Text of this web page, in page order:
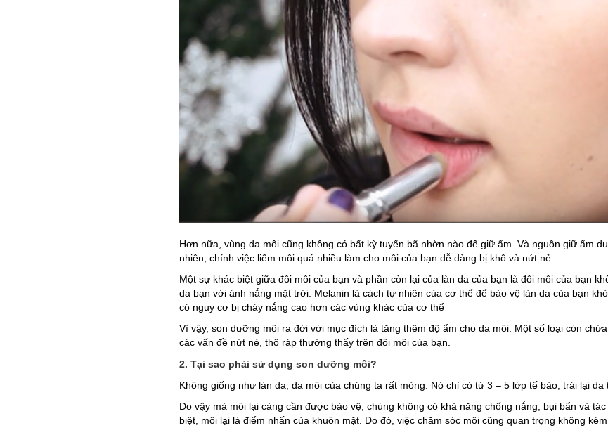
Hơn nữa, vùng da môi cũng không có bất kỳ tuyến bã nhờn nào để giữ ẩm. Và nguồn giữ ẩm
nhiên, chính việc liếm môi quá nhiều làm cho môi của bạn dễ dàng bị khô và nứt nẻ.
Một sự khác biệt giữa đôi môi của bạn và phần còn lại của làn da của bạn là đôi môi của bạn
da bạn với ánh nắng mặt trời. Melanin là cách tự nhiên của cơ thể để bảo vệ làn da của bạn
có nguy cơ bị cháy nắng cao hơn các vùng khác của cơ thể
Vì vậy, son dưỡng môi ra đời với mục đích là tăng thêm độ ẩm cho da môi. Một số loại còn
các vấn đề nứt nẻ, thô ráp thường thấy trên đôi môi của bạn.
2. Tại sao phải sử dụng son dưỡng môi?
Không giống như làn da, da môi của chúng ta rất mỏng. Nó chỉ có từ 3 – 5 lớp tế bào, trái lại da
Do vậy mà môi lại càng cần được bảo vệ, chúng không có khả năng chống nắng, bụi bẩn và
biệt, môi lại là điểm nhấn của khuôn mặt. Do đó, việc chăm sóc môi cũng quan trọng không